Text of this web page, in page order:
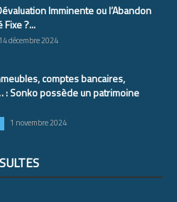
Imminente ou l’Abandon
Fixe ?...
14 décembre 2024
comptes bancaires,
: Sonko possède un patrimoine
1 novembre 2024